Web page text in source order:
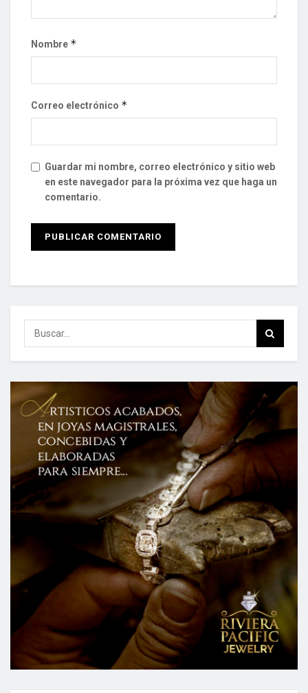
Nombre *
Correo electrónico *
Guardar mi nombre, correo electrónico y sitio web
en este navegador para la próxima vez que haga un
comentario.